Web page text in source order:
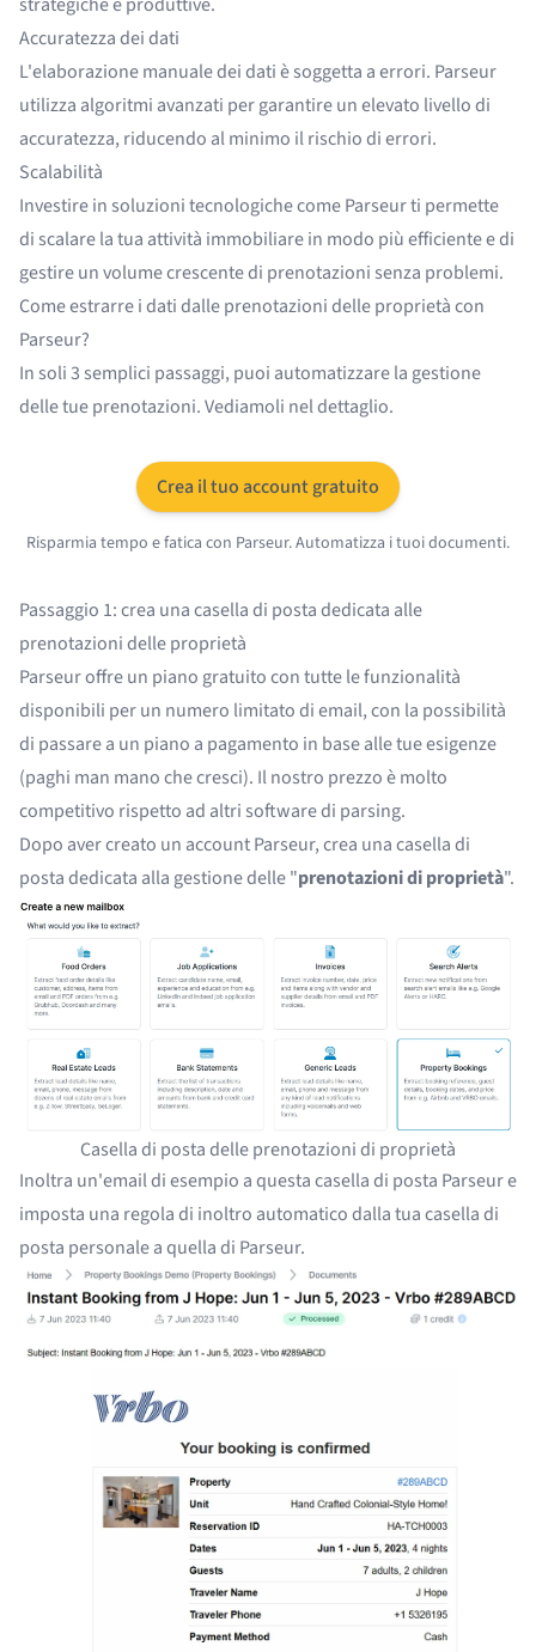
Accuratezza dei dati
L'elaborazione manuale dei dati è soggetta a errori. Parseur
utilizza algoritmi avanzati per garantire un elevato livello di
accuratezza, riducendo al minimo il rischio di errori.
Scalabilità
Investire in soluzioni tecnologiche come Parseur ti permette
di scalare la tua attività immobiliare in modo più efficiente e di
gestire un volume crescente di prenotazioni senza problemi.
Come estrarre i dati dalle prenotazioni delle proprietà con
Parseur?
In soli 3 semplici passaggi, puoi automatizzare la gestione
delle tue prenotazioni. Vediamoli nel dettaglio.
Crea il tuo account gratuito
Risparmia tempo e fatica con Parseur. Automatizza i tuoi documenti.
Passaggio 1: crea una casella di posta dedicata alle
prenotazioni delle proprietà
Parseur offre un piano gratuito con tutte le funzionalità
disponibili per un numero limitato di email, con la possibilità
di passare a un piano a pagamento in base alle tue esigenze
(paghi man mano che cresci). Il nostro prezzo è molto
competitivo rispetto ad altri software di parsing.
Dopo aver creato un account Parseur, crea una casella di
posta dedicata alla gestione delle "prenotazioni di proprietà".
Casella di posta delle prenotazioni di proprietà
Inoltra un'email di esempio a questa casella di posta Parseur e
imposta una regola di inoltro automatico dalla tua casella di
posta personale a quella di Parseur.